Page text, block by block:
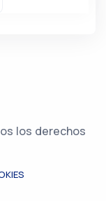
los derechos